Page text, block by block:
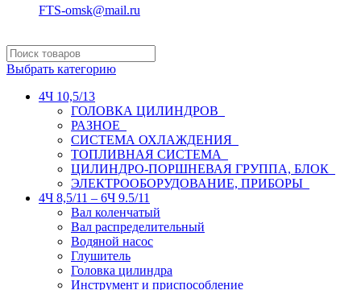
FTS-omsk@mail.ru
Выбрать категорию
4Ч 10,5/13
ГОЛОВКА ЦИЛИНДРОВ
РАЗНОЕ
СИСТЕМА ОХЛАЖДЕНИЯ
ТОПЛИВНАЯ СИСТЕМА
ЦИЛИНДРО-ПОРШНЕВАЯ ГРУППА, БЛОК
ЭЛЕКТРООБОРУДОВАНИЕ, ПРИБОРЫ
4Ч 8,5/11 – 6Ч 9.5/11
Вал коленчатый
Вал распределительный
Водяной насос
Глушитель
Головка цилиндра
Инструмент и приспособление